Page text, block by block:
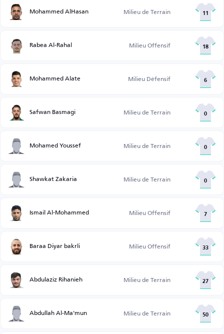
Mohammed AlHasan Milieu de Terrain 11
Rabea Al-Rahal Milieu Offensif 18
Mohammed Alate Milieu Défensif 6
Safwan Basmagi Milieu de Terrain 0
Mohamed Youssef Milieu de Terrain 0
Shawkat Zakaria Milieu de Terrain 0
Ismail Al-Mohammed Milieu Offensif 7
Baraa Diyar bakrli Milieu Offensif 33
Abdulaziz Rihanieh Milieu de Terrain 27
Abdullah Al-Ma'mun Milieu de Terrain 50